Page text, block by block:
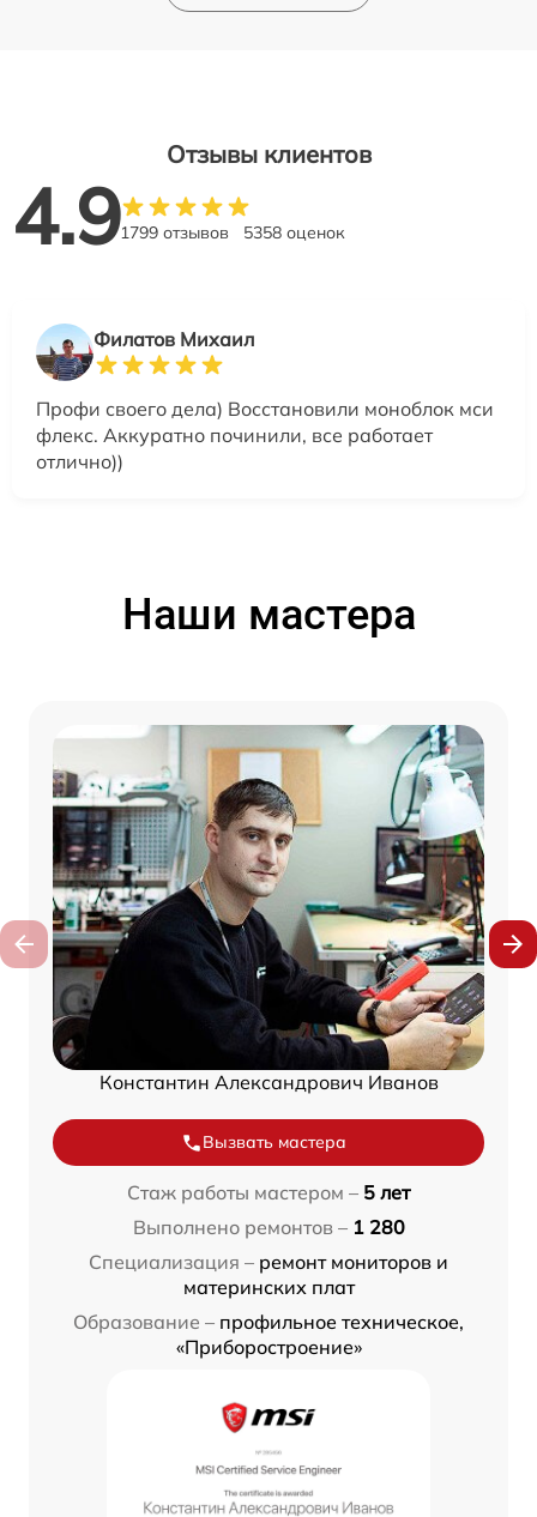
Отзывы клиентов
4.91799 отзывов 5358 оценок
Филатов Михаил
Профи своего дела) Восстановили моноблок мси
флекс. Аккуратно починили, все работает
отлично))
Наши мастера
Константин Александрович Иванов
Вызвать мастера
Стаж работы мастером – 5 лет
Выполнено ремонтов – 1 280
Специализация – ремонт мониторов и
материнских плат
Образование – профильное техническое,
«Приборостроение»